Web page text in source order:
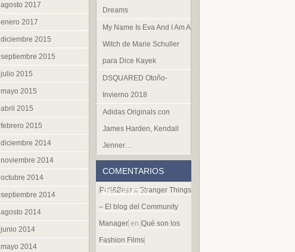
agosto 2017
enero 2017
diciembre 2015
septiembre 2015
julio 2015
mayo 2015
abril 2015
febrero 2015
diciembre 2014
noviembre 2014
octubre 2014
septiembre 2014
agosto 2014
junio 2014
mayo 2014
Dreams
My Name Is Eva And I Am A
Witch de Marie Schuller
para Dice Kayek
DSQUARED Otoño-
Invierno 2018
Adidas Originals con
James Harden, Kendall
Jenner…
COMENTARIOS
RECIENTES
Pull&Bear x Stranger Things
– El blog del Community
Manager en Qué son los
Fashion Films